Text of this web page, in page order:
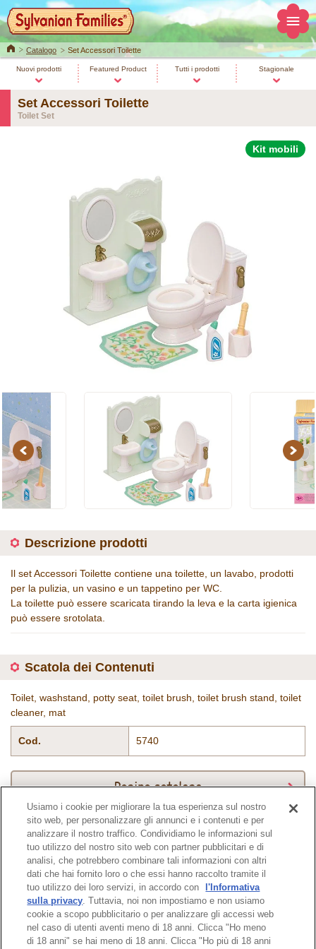
HomeCatalogo Set Accessori Toilette
Nuovi prodotti Featured Product Tutti i prodotti Stagionale
Set Accessori Toilette
Toilet Set
Kit mobili
Previous Next
Descrizione prodotti
Il set Accessori Toilette contiene una toilette, un lavabo, prodotti
per la pulizia, un vasino e un tappetino per WC.
La toilette può essere scaricata tirando la leva e la carta igienica
può essere srotolata.
Scatola dei Contenuti
Toilet, washstand, potty seat, toilet brush, toilet brush stand, toilet
cleaner, mat
Cod. 5740
Pagina catalogo
Pagina in alto
Usiamo i cookie per migliorare la tua esperienza sul nostro
sito web, per personalizzare gli annunci e i contenuti e per
analizzare il nostro traffico. Condividiamo le informazioni sul
tuo utilizzo del nostro sito web con partner pubblicitari e di
analisi, che potrebbero combinare tali informazioni con altri
dati che hai fornito loro o che essi hanno raccolto tramite il
tuo utilizzo dei loro servizi, in accordo con
l'Informativa
sulla privacy. Tuttavia, noi non impostiamo e non usiamo
cookie a scopo pubblicitario o per analizzare gli accessi web
nel caso di utenti aventi meno di 18 anni. Clicca "Ho meno
di 18 anni" se hai meno di 18 anni. Clicca "Ho più di 18 anni